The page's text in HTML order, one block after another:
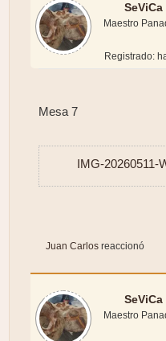
SeViCa
Maestro
Registrado:
Mesa 7
IMG-20260511-
Juan Carlos reaccionó
SeViCa
Maestro